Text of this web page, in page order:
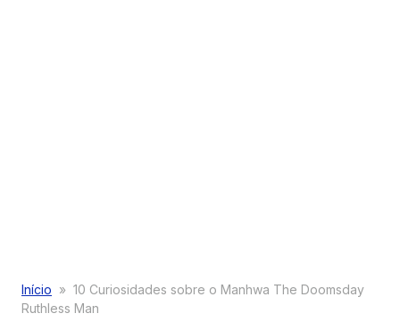
Início » 10 Curiosidades sobre o Manhwa The Doomsday
Ruthless Man